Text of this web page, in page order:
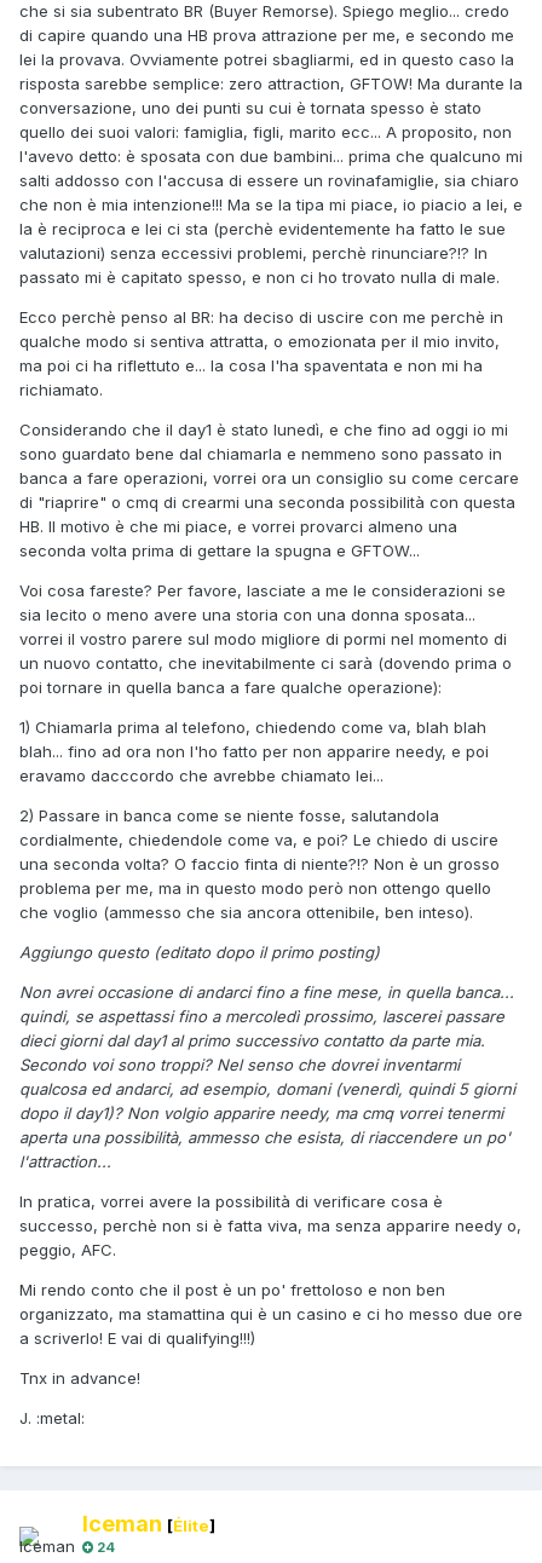
che si sia subentrato BR (Buyer Remorse). Spiego meglio... credo
di capire quando una HB prova attrazione per me, e secondo me
lei la provava. Ovviamente potrei sbagliarmi, ed in questo caso la
risposta sarebbe semplice: zero attraction, GFTOW! Ma durante la
conversazione, uno dei punti su cui è tornata spesso è stato
quello dei suoi valori: famiglia, figli, marito ecc... A proposito, non
l'avevo detto: è sposata con due bambini... prima che qualcuno mi
salti addosso con l'accusa di essere un rovinafamiglie, sia chiaro
che non è mia intenzione!!! Ma se la tipa mi piace, io piacio a lei, e
la è reciproca e lei ci sta (perchè evidentemente ha fatto le sue
valutazioni) senza eccessivi problemi, perchè rinunciare?!? In
passato mi è capitato spesso, e non ci ho trovato nulla di male.
Ecco perchè penso al BR: ha deciso di uscire con me perchè in
qualche modo si sentiva attratta, o emozionata per il mio invito,
ma poi ci ha riflettuto e... la cosa l'ha spaventata e non mi ha
richiamato.
Considerando che il day1 è stato lunedì, e che fino ad oggi io mi
sono guardato bene dal chiamarla e nemmeno sono passato in
banca a fare operazioni, vorrei ora un consiglio su come cercare
di "riaprire" o cmq di crearmi una seconda possibilità con questa
HB. Il motivo è che mi piace, e vorrei provarci almeno una
seconda volta prima di gettare la spugna e GFTOW...
Voi cosa fareste? Per favore, lasciate a me le considerazioni se
sia lecito o meno avere una storia con una donna sposata...
vorrei il vostro parere sul modo migliore di pormi nel momento di
un nuovo contatto, che inevitabilmente ci sarà (dovendo prima o
poi tornare in quella banca a fare qualche operazione):
1) Chiamarla prima al telefono, chiedendo come va, blah blah
blah... fino ad ora non l'ho fatto per non apparire needy, e poi
eravamo dacccordo che avrebbe chiamato lei...
2) Passare in banca come se niente fosse, salutandola
cordialmente, chiedendole come va, e poi? Le chiedo di uscire
una seconda volta? O faccio finta di niente?!? Non è un grosso
problema per me, ma in questo modo però non ottengo quello
che voglio (ammesso che sia ancora ottenibile, ben inteso).
Aggiungo questo (editato dopo il primo posting)
Non avrei occasione di andarci fino a fine mese, in quella banca...
quindi, se aspettassi fino a mercoledì prossimo, lascerei passare
dieci giorni dal day1 al primo successivo contatto da parte mia.
Secondo voi sono troppi? Nel senso che dovrei inventarmi
qualcosa ed andarci, ad esempio, domani (venerdì, quindi 5 giorni
dopo il day1)? Non volgio apparire needy, ma cmq vorrei tenermi
aperta una possibilità, ammesso che esista, di riaccendere un po'
l'attraction...
In pratica, vorrei avere la possibilità di verificare cosa è
successo, perchè non si è fatta viva, ma senza apparire needy o,
peggio, AFC.
Mi rendo conto che il post è un po' frettoloso e non ben
organizzato, ma stamattina qui è un casino e ci ho messo due ore
a scriverlo! E vai di qualifying!!!)
Tnx in advance!
J. :metal:
Iceman [Élite]
24